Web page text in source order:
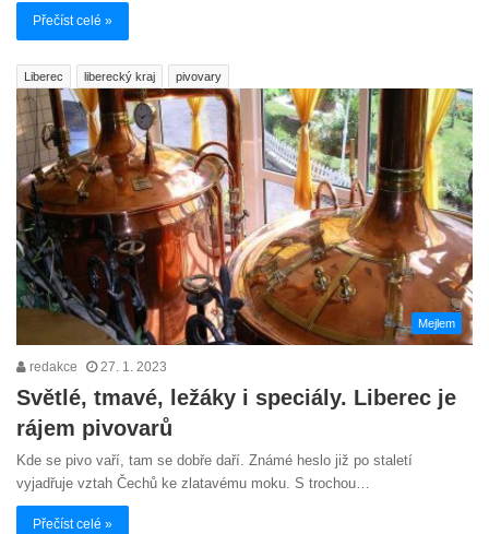
Přečíst celé »
Liberec liberecký kraj pivovary
Mejlem
redakce 27. 1. 2023
Světlé, tmavé, ležáky i speciály. Liberec je
rájem pivovarů
Kde se pivo vaří, tam se dobře daří. Známé heslo již po staletí
vyjadřuje vztah Čechů ke zlatavému moku. S trochou…
Přečíst celé »